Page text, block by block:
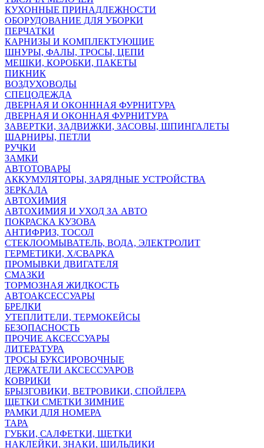
КУХОННЫЕ ПРИНАДЛЕЖНОСТИ
ОБОРУДОВАНИЕ ДЛЯ УБОРКИ
ПЕРЧАТКИ
КАРНИЗЫ И КОМПЛЕКТУЮЩИЕ
ШНУРЫ, ФАЛЫ, ТРОСЫ, ЦЕПИ
МЕШКИ, КОРОБКИ, ПАКЕТЫ
ПИКНИК
ВОЗДУХОВОДЫ
СПЕЦОДЕЖДА
ДВЕРНАЯ И ОКОНННАЯ ФУРНИТУРА
ДВЕРНАЯ И ОКОННАЯ ФУРНИТУРА
ЗАВЕРТКИ, ЗАДВИЖКИ, ЗАСОВЫ, ШПИНГАЛЕТЫ
ШАРНИРЫ, ПЕТЛИ
РУЧКИ
ЗАМКИ
АВТОТОВАРЫ
АККУМУЛЯТОРЫ, ЗАРЯДНЫЕ УСТРОЙСТВА
ЗЕРКАЛА
АВТОХИМИЯ
АВТОХИМИЯ И УХОД ЗА АВТО
ПОКРАСКА КУЗОВА
АНТИФРИЗ, ТОСОЛ
СТЕКЛООМЫВАТЕЛЬ, ВОДА, ЭЛЕКТРОЛИТ
ГЕРМЕТИКИ, Х/СВАРКА
ПРОМЫВКИ ДВИГАТЕЛЯ
СМАЗКИ
ТОРМОЗНАЯ ЖИДКОСТЬ
АВТОАКСЕССУАРЫ
БРЕЛКИ
УТЕПЛИТЕЛИ, ТЕРМОКЕЙСЫ
БЕЗОПАСНОСТЬ
ПРОЧИЕ АКСЕССУАРЫ
ЛИТЕРАТУРА
ТРОСЫ БУКСИРОВОЧНЫЕ
ДЕРЖАТЕЛИ АКСЕССУАРОВ
КОВРИКИ
БРЫЗГОВИКИ, ВЕТРОВИКИ, СПОЙЛЕРА
ЩЕТКИ СМЕТКИ ЗИМНИЕ
РАМКИ ДЛЯ НОМЕРА
ТАРА
ГУБКИ, САЛФЕТКИ, ЩЕТКИ
НАКЛЕЙКИ, ЗНАКИ, ШИЛЬДИКИ